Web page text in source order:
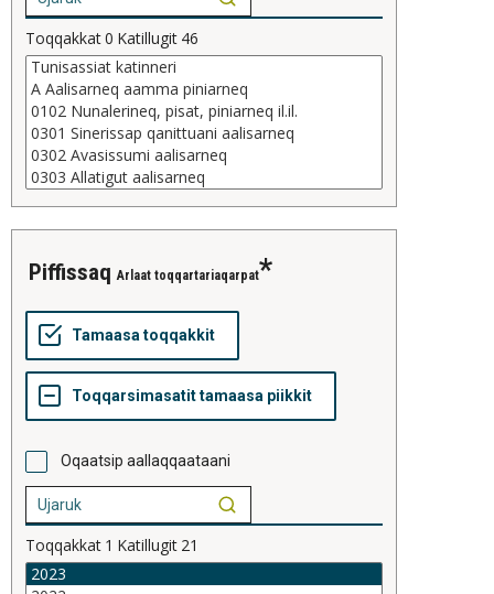
Toqqakkat0 Katillugit 46
piffissaq Arlaat toqqartariaqarpat
Oqaatsip aallaqqaataani
Toqqakkat 1 Katillugit 21